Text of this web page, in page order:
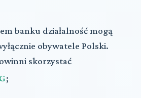
banku działalność mogą
obywatele Polski.
skorzystać
;